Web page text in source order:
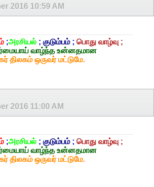
2016 10:59 AM
;அரசியல் ; குடும்பம் ; பொது வாழ்வு ;
வாழ்ந்த உன்னதமான
திலகம் ஒருவர் மட்டுமே.
2016 11:00 AM
;அரசியல் ; குடும்பம் ; பொது வாழ்வு ;
வாழ்ந்த உன்னதமான
திலகம் ஒருவர் மட்டுமே.